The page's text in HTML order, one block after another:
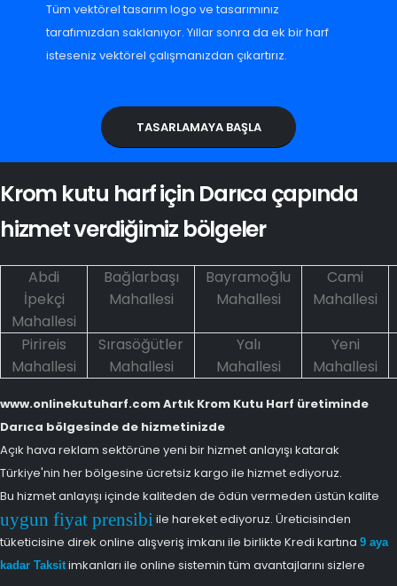
Tüm vektörel tasarım logo ve tasarımınız
tarafımızdan saklanıyor. Yıllar sonra da ek bir harf
isteseniz vektörel çalışmanızdan çıkartırız.
TASARLAMAYA BAŞLA
Krom kutu harf için Darıca çapında
hizmet verdiğimiz bölgeler
Abdi
İpekçi
Mahallesi
Bağlarbaşı
Mahallesi
Bayramoğlu
Mahallesi
Cami
Mahallesi
Pirireis
Mahallesi
Sırasöğütler
Mahallesi
Yalı
Mahallesi
Yeni
Mahallesi
www.onlinekutuharf.com Artık Krom Kutu Harf üretiminde
Darıca bölgesinde de hizmetinizde
Açık hava reklam sektörüne yeni bir hizmet anlayışı katarak
Türkiye'nin her bölgesine ücretsiz kargo ile hizmet ediyoruz.
Bu hizmet anlayışı içinde kaliteden de ödün vermeden üstün kalite
uygun fiyat prensibi ile hareket ediyoruz. Üreticisinden
tüketicisine direk online alışveriş imkanı ile birlikte Kredi kartına 9 aya
kadar Taksitimkanları ile online sistemin tüm avantajlarını sizlere